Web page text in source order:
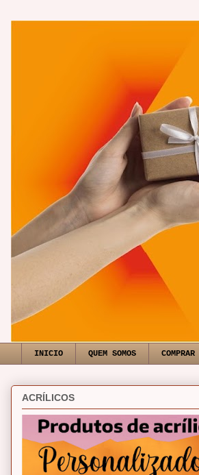
INICIO QUEM SOMOS COMPRAR
ACRÍLICOS